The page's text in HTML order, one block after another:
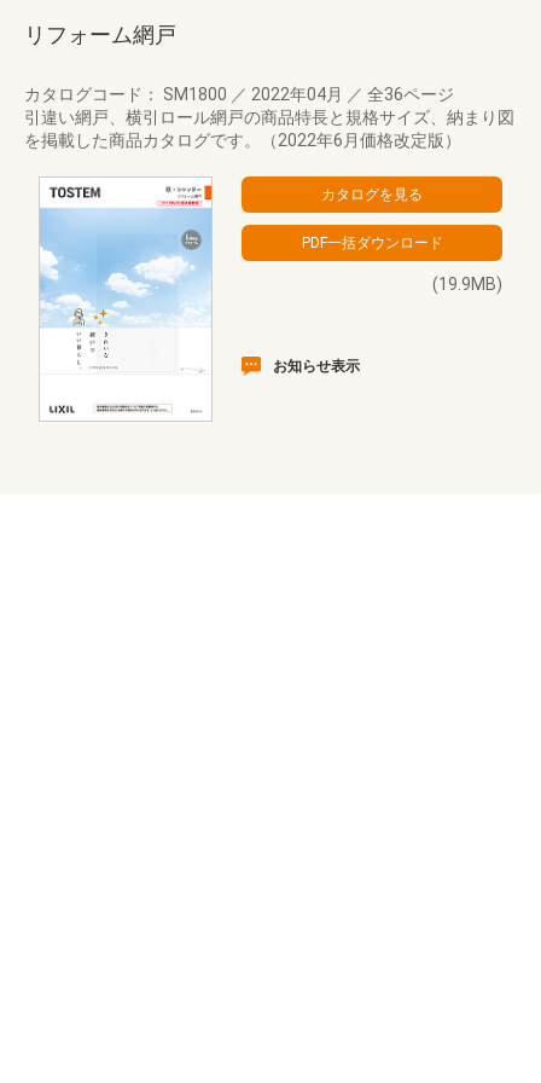
リフォーム網戸
カタログコード： SM1800 ／ 2022年04月 ／ 全36ページ
引違い網戸、横引ロール網戸の商品特長と規格サイズ、納まり図
を掲載した商品カタログです。（2022年6月価格改定版）
(19.9MB)
お知らせ表示